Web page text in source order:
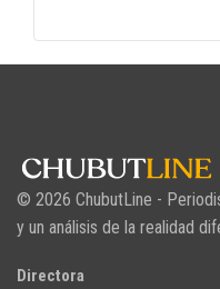
© 2026 ChubutLine -
y un análisis de la realidad
Directora